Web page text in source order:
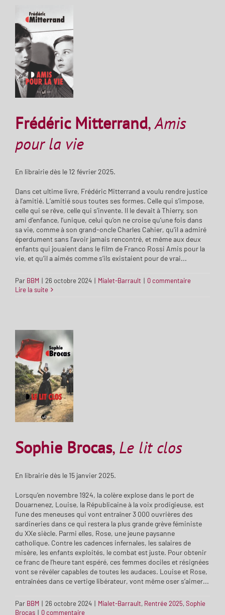
Frédéric Mitterrand,Amis
pour la vie
En librairie dès le 12 février 2025.
Dans cet ultime livre, Frédéric Mitterrand a voulu rendre justice
à l’amitié. L’amitié sous toutes ses formes. Celle qui s’impose,
celle qui se rêve, celle qui s’invente. Il le devait à Thierry, son
ami d’enfance, l’unique, celui qu’on ne croise qu’une fois dans
sa vie, comme à son grand-oncle Charles Cahier, qu’il a admiré
éperdument sans l’avoir jamais rencontré, et même aux deux
enfants qui jouaient dans le film de Franco Rossi Amis pour la
vie, et qu’il a aimés comme s’ils existaient pour de vrai...
Par BBM | 26 octobre 2024 | Mialet-Barrault | 0 commentaire
Lire la suite
Sophie Brocas, Le lit clos
En librairie dès le 15 janvier 2025.
Lorsqu’en novembre 1924, la colère explose dans le port de
Douarnenez, Louise, la Républicaine à la voix prodigieuse, est
l’une des meneuses qui vont entraîner 3 000 ouvrières des
sardineries dans ce qui restera la plus grande grève féministe
du XXe siècle. Parmi elles, Rose, une jeune paysanne
catholique. Contre les cadences infernales, les salaires de
misère, les enfants exploités, le combat est juste. Pour obtenir
ce franc de l’heure tant espéré, ces femmes dociles et résignées
vont se révéler capables de toutes les audaces. Louise et Rose,
entraînées dans ce vertige libérateur, vont même oser s’aimer...
Par BBM | 26 octobre 2024 | Mialet-Barrault, Rentrée 2025,Sophie
Brocas | 0 commentaire